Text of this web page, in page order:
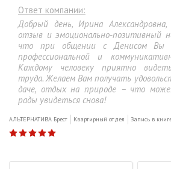
Ответ компании:
Добрый день, Ирина
отзыв и эмоционально-позитивный
что при общении с Денисом Вы
профессиональной и
Каждому человеку приятно
труда. Желаем Вам получать
даче, отдых на природе – что
рады увидеться снова!
АЛЬТЕРНАТИВА Брест Квартирный отдел Запись в